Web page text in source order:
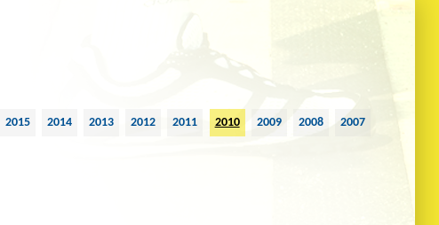
2015 2014 2013 2012 2011 2010 2009 2008 2007